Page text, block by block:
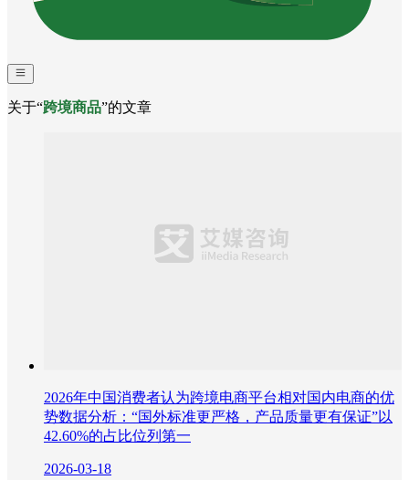
关于“跨境商品”的文章
2026年中国消费者认为跨境电商平台相对国内电商的优
势数据分析：“国外标准更严格，产品质量更有保证”以
42.60%的占比位列第一
2026-03-18